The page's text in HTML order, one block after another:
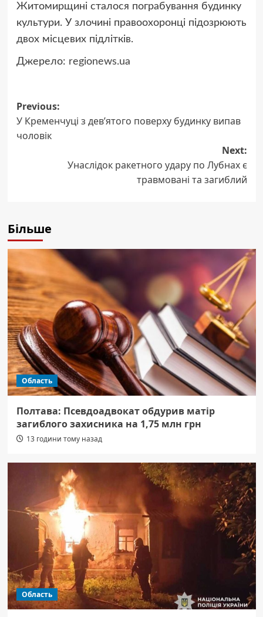
Житомирщині сталося пограбування будинку
культури. У злочині правоохоронці підозрюють
двох місцевих підлітків.
Джерело: regionews.ua
Post
navigation
Previous:
У Кременчуці з дев’ятого поверху будинку випав
чоловік
Next:
Унаслідок ракетного удару по Лубнах є
травмовані та загиблий
Більше
Область
Полтава: Псевдоадвокат обдурив матір
загиблого захисника на 1,75 млн грн
13 години тому назад
Область